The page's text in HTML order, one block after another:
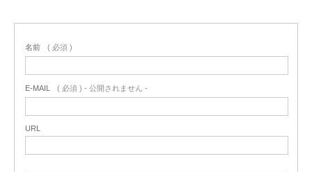
名前 ( 必須 )
E-MAIL ( 必須 ) - 公開されません -
URL